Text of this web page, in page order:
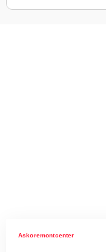
Askoremontcenter